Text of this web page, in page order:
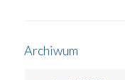
Archiwum